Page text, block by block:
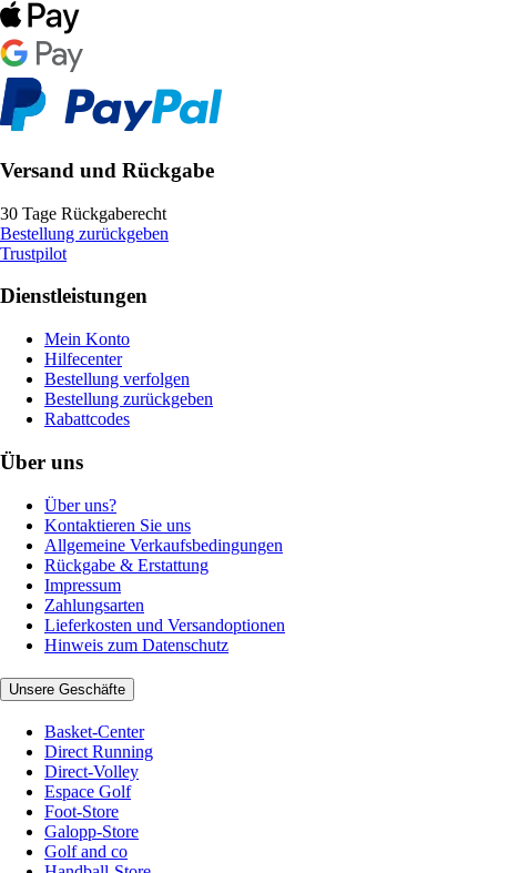
Versand und Rückgabe
30 Tage Rückgaberecht
Bestellung zurückgeben
Trustpilot
Dienstleistungen
Mein Konto
Hilfecenter
Bestellung verfolgen
Bestellung zurückgeben
Rabattcodes
Über uns
Über uns?
Kontaktieren Sie uns
Allgemeine Verkaufsbedingungen
Rückgabe & Erstattung
Impressum
Zahlungsarten
Lieferkosten und Versandoptionen
Hinweis zum Datenschutz
Unsere Geschäfte
Basket-Center
Direct Running
Direct-Volley
Espace Golf
Foot-Store
Galopp-Store
Golf and co